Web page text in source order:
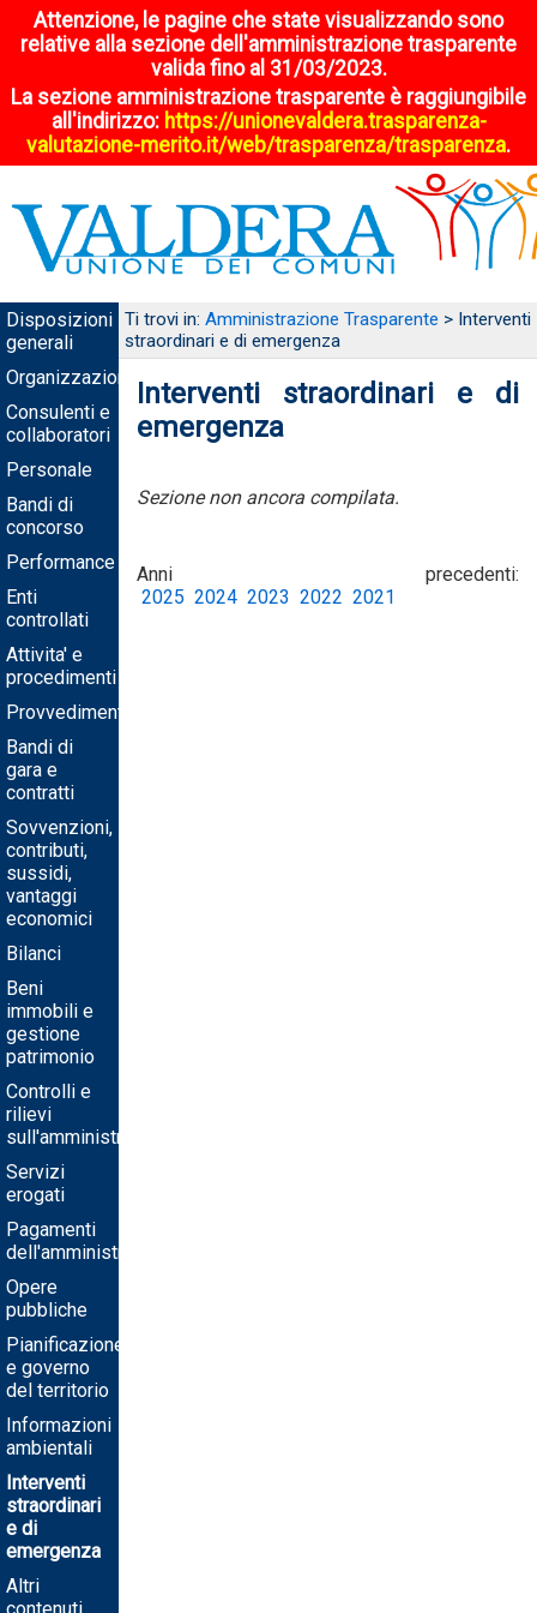
Attenzione, le pagine che state visualizzando sono
relative alla sezione dell'amministrazione trasparente
valida fino al 31/03/2023.
La sezione amministrazione trasparente è raggiungibile
all'indirizzo: https://unionevaldera.trasparenza-
valutazione-merito.it/web/trasparenza/trasparenza.
Disposizioni
generali
Organizzazione
Consulenti e
collaboratori
Personale
Bandi di
concorso
Performance
Enti
controllati
Attivita' e
procedimenti
Provvedimenti
Bandi di
gara e
contratti
Sovvenzioni,
contributi,
sussidi,
vantaggi
economici
Bilanci
Beni
immobili e
gestione
patrimonio
Controlli e
rilievi
sull'amministrazione
Servizi
erogati
Pagamenti
dell'amministrazione
Opere
pubbliche
Pianificazione
e governo
del territorio
Informazioni
ambientali
Interventi
straordinari
e di
emergenza
Altri
Ti trovi in: Amministrazione Trasparente > Interventi
straordinari e di emergenza
Interventi straordinari e di
emergenza
Sezione non ancora compilata.
Anni precedenti:
2025 2024 2023 2022 2021